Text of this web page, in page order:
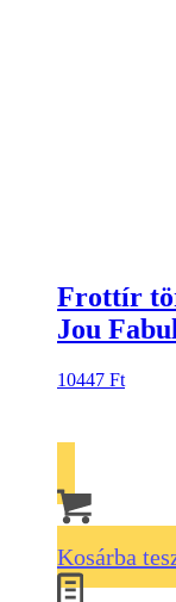
Frottír
Jou
10447 Ft
Kosárba